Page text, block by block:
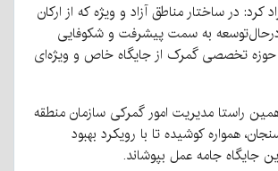
کرد: در ساختار مناطق آزاد و ویژه که از ارکان
به سمت پیشرفت و شکوفایی
تخصصی گمرک از جایگاه خاص و ویژه‌ای
همین راستا مدیریت امور گمرکی سازمان منطقه
همواره کوشیده تا با رویکرد بهبود
جایگاه جامه عمل بپوشاند.